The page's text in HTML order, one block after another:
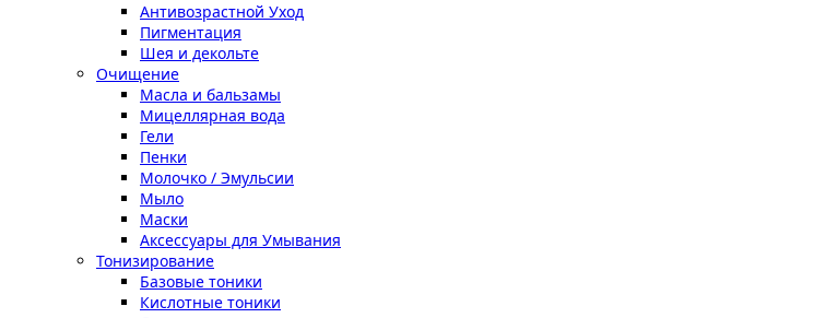
Антивозрастной Уход
Пигментация
Шея и декольте
Очищение
Масла и бальзамы
Мицеллярная вода
Гели
Пенки
Молочко / Эмульсии
Мыло
Маски
Аксессуары для Умывания
Тонизирование
Базовые тоники
Кислотные тоники